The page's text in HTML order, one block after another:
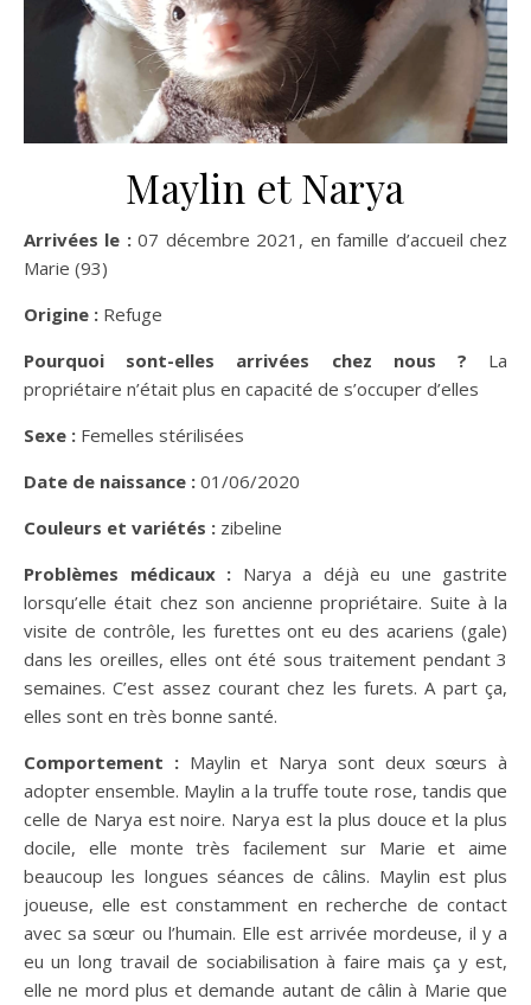
Maylin et Narya
Arrivées le :07 décembre 2021, en famille d’accueil chez
Marie (93)
Origine : Refuge
Pourquoi sont-elles arrivées chez nous ? La
propriétaire n’était plus en capacité de s’occuper d’elles
Sexe : Femelles stérilisées
Date de naissance : 01/06/2020
Couleurs et variétés : zibeline
Problèmes médicaux : Narya a déjà eu une gastrite
lorsqu’elle était chez son ancienne propriétaire. Suite à la
visite de contrôle, les furettes ont eu des acariens (gale)
dans les oreilles, elles ont été sous traitement pendant 3
semaines. C’est assez courant chez les furets. A part ça,
elles sont en très bonne santé.
Comportement : Maylin et Narya sont deux sœurs à
adopter ensemble. Maylin a la truffe toute rose, tandis que
celle de Narya est noire. Narya est la plus douce et la plus
docile, elle monte très facilement sur Marie et aime
beaucoup les longues séances de câlins. Maylin est plus
joueuse, elle est constamment en recherche de contact
avec sa sœur ou l’humain. Elle est arrivée mordeuse, il y a
eu un long travail de sociabilisation à faire mais ça y est,
elle ne mord plus et demande autant de câlin à Marie que